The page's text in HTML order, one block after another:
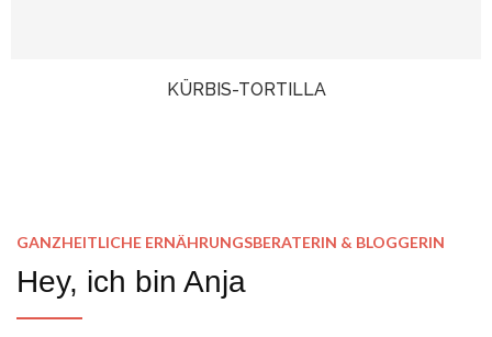
KÜRBIS-TORTILLA
GANZHEITLICHE ERNÄHRUNGSBERATERIN & BLOGGERIN
Hey, ich bin Anja